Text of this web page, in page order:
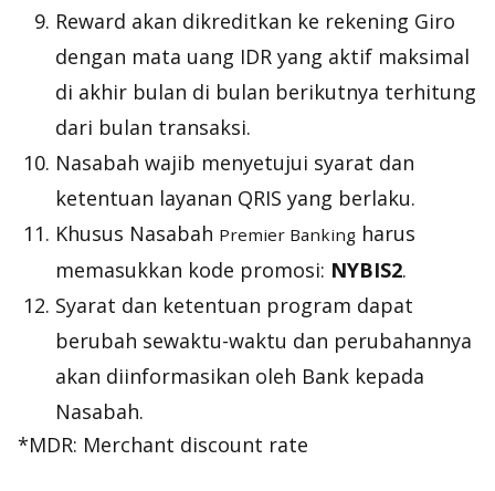
Reward akan dikreditkan ke rekening Giro
dengan mata uang IDR yang aktif maksimal
di akhir bulan di bulan berikutnya terhitung
dari bulan transaksi.
Nasabah wajib menyetujui syarat dan
ketentuan layanan QRIS yang berlaku.
Khusus Nasabah Premier Banking harus
memasukkan kode promosi: NYBIS2.
Syarat dan ketentuan program dapat
berubah sewaktu-waktu dan perubahannya
akan diinformasikan oleh Bank kepada
Nasabah.
*MDR: Merchant discount rate